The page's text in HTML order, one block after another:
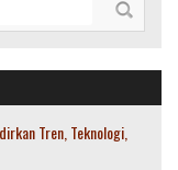
Tren, Teknologi,